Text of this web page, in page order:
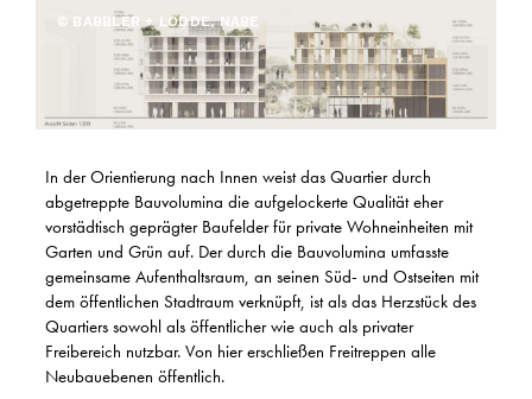
© BABBLER + LODDE, NABE
In der Orientierung nach Innen weist das Quartier durch
abgetreppte Bauvolumina die aufgelockerte Qualität eher
vorstädtisch geprägter Baufelder für private Wohneinheiten mit
Garten und Grün auf. Der durch die Bauvolumina umfasste
gemeinsame Aufenthaltsraum, an seinen Süd- und Ostseiten mit
dem öffentlichen Stadtraum verknüpft, ist als das Herzstück des
Quartiers sowohl als öffentlicher wie auch als privater
Freibereich nutzbar. Von hier erschließen Freitreppen alle
Neubauebenen öffentlich.